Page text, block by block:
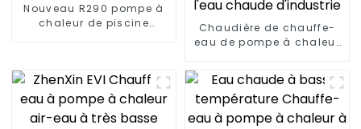
Nouveau R290 pompe à
chaleur de piscine
Chaudière de chauffe-
eau de pompe à chaleur
basse température pour
l'eau chaude d'industrie